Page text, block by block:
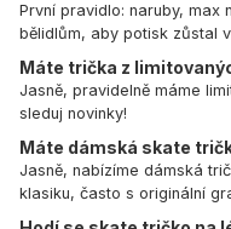
První pravidlo: naruby, max
bělidlům, aby potisk zůstal
Máte trička z
Jasně, pravidelně máme
sleduj novinky!
Máte dámská skate
Jasně, nabízíme dámská
klasiku, často s originální